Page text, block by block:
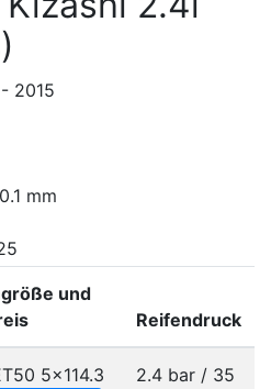
2015
mm
und
Reifendruck
5x114.3
2.4 bar / 35